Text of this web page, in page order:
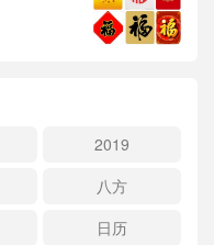
2019
八方
日历